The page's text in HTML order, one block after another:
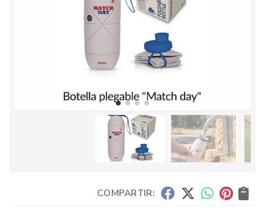
COMPARTIR: